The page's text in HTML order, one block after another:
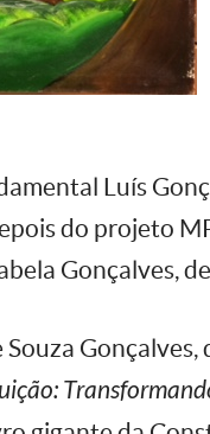
Luís
do projeto
Gonçalves,
Gonçalves,